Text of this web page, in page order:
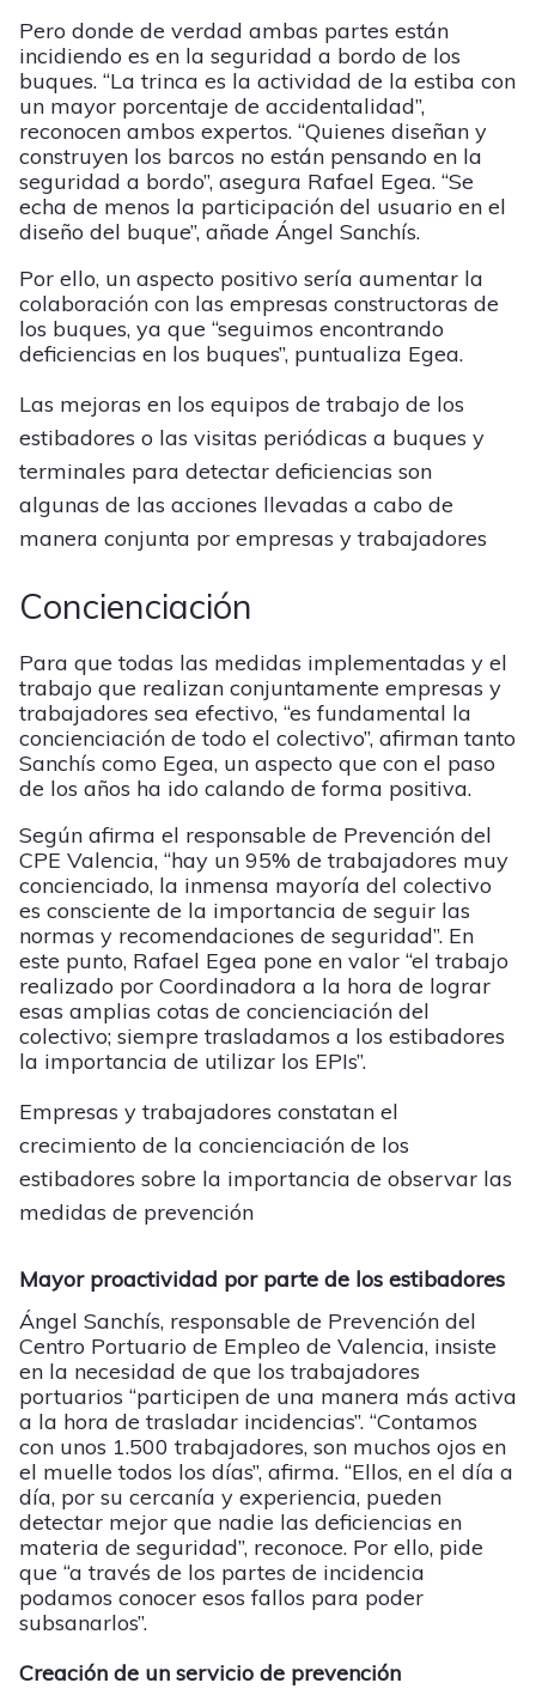
Pero donde de verdad ambas partes están
incidiendo es en la seguridad a bordo de los
buques. “La trinca es la actividad de la estiba con
un mayor porcentaje de accidentalidad”,
reconocen ambos expertos. “Quienes diseñan y
construyen los barcos no están pensando en la
seguridad a bordo”, asegura Rafael Egea. “Se
echa de menos la participación del usuario en el
diseño del buque”, añade Ángel Sanchís.
Por ello, un aspecto positivo sería aumentar la
colaboración con las empresas constructoras de
los buques, ya que “seguimos encontrando
deficiencias en los buques”, puntualiza Egea.
Las mejoras en los equipos de trabajo de los
estibadores o las visitas periódicas a buques y
terminales para detectar deficiencias son
algunas de las acciones llevadas a cabo de
manera conjunta por empresas y trabajadores
Concienciación
Para que todas las medidas implementadas y el
trabajo que realizan conjuntamente empresas y
trabajadores sea efectivo, “es fundamental la
concienciación de todo el colectivo”, afirman tanto
Sanchís como Egea, un aspecto que con el paso
de los años ha ido calando de forma positiva.
Según afirma el responsable de Prevención del
CPE Valencia, “hay un 95% de trabajadores muy
concienciado, la inmensa mayoría del colectivo
es consciente de la importancia de seguir las
normas y recomendaciones de seguridad”. En
este punto, Rafael Egea pone en valor “el trabajo
realizado por Coordinadora a la hora de lograr
esas amplias cotas de concienciación del
colectivo; siempre trasladamos a los estibadores
la importancia de utilizar los EPIs”.
Empresas y trabajadores constatan el
crecimiento de la concienciación de los
estibadores sobre la importancia de observar las
medidas de prevención
Mayor proactividad por parte de los estibadores
Ángel Sanchís, responsable de Prevención del
Centro Portuario de Empleo de Valencia, insiste
en la necesidad de que los trabajadores
portuarios “participen de una manera más activa
a la hora de trasladar incidencias”. “Contamos
con unos 1.500 trabajadores, son muchos ojos en
el muelle todos los días”, afirma. “Ellos, en el día a
día, por su cercanía y experiencia, pueden
detectar mejor que nadie las deficiencias en
materia de seguridad”, reconoce. Por ello, pide
que “a través de los partes de incidencia
podamos conocer esos fallos para poder
subsanarlos”.
Creación de un servicio de prevención